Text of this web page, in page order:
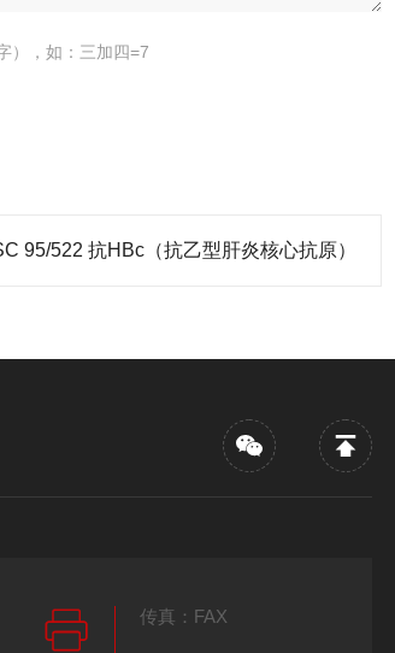
），如：三加四=7
95/522 抗HBc（抗乙型肝炎核心抗原）
传真：FAX